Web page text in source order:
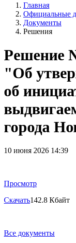
Главная
Официальные
Документы
Решения
Решение
"Об
об
города
10 июня 2026 14:39
Просмотр
Скачать142.8 Кбайт
Все документы